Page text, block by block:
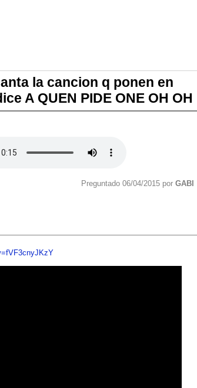
la cancion q ponen en
A QUEN PIDE ONE OH OH
Preguntado 06/04/2015 por GABI